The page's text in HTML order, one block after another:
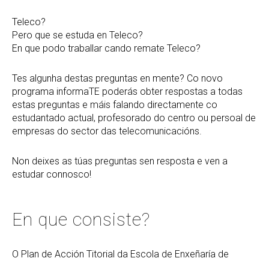
Teleco?
Pero que se estuda en Teleco?
En que podo traballar cando remate Teleco?
Tes algunha destas preguntas en mente? Co novo
programa informaTE poderás obter respostas a todas
estas preguntas e máis falando directamente co
estudantado actual, profesorado do centro ou persoal de
empresas do sector das telecomunicacións.
Non deixes as túas preguntas sen resposta e ven a
estudar connosco!
En que consiste?
O Plan de Acción Titorial da Escola de Enxeñaría de